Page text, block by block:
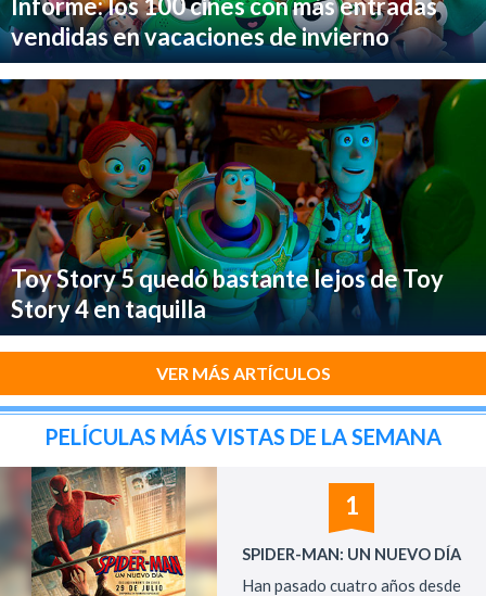
Informe: los 100 cines con más entradas
vendidas en vacaciones de invierno
Toy Story 5 quedó bastante lejos de Toy
Story 4 en taquilla
VER MÁS ARTÍCULOS
PELÍCULAS MÁS VISTAS DE LA SEMANA
1
SPIDER-MAN: UN NUEVO DÍA
Han pasado cuatro años desde